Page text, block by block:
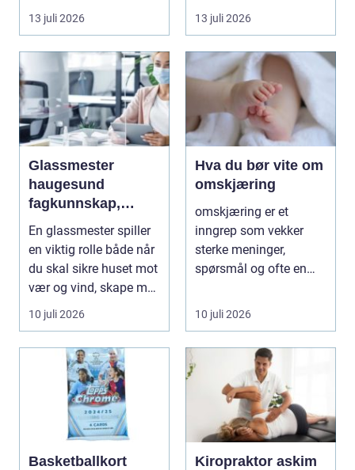
hvorfor. De har ...
13 juli 2026
energi og maritim...
13 juli 2026
Glassmester
haugesund
fagkunnskap,
trygghet og gode
løsninger i glass
En glassmester spiller
en viktig rolle både når
du skal sikre huset mot
vær og vind, skape mer
lys i...
10 juli 2026
Hva du bør vite om
omskjæring
omskjæring er et
inngrep som vekker
sterke meninger,
spørsmål og ofte en
Mange l...
10 juli 2026
Basketballkort
Kiropraktor askim